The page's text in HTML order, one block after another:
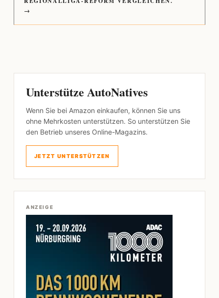
→
Unterstütze AutoNatives
Wenn Sie bei Amazon einkaufen, können Sie uns
ohne Mehrkosten unterstützen. So unterstützen Sie
den Betrieb unseres Online-Magazins.
JETZT UNTERSTÜTZEN
ANZEIGE